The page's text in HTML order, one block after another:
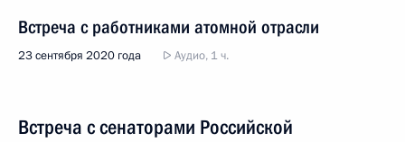
Встреча с работниками атомной отрасли
23 сентября 2020 года Аудио, 1 ч.
Встреча с сенаторами Российской